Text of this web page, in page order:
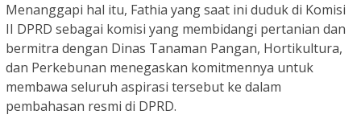
Menanggapi hal itu, Fathia yang saat ini duduk di Komisi
II DPRD sebagai komisi yang membidangi pertanian dan
bermitra dengan Dinas Tanaman Pangan, Hortikultura,
dan Perkebunan menegaskan komitmennya untuk
membawa seluruh aspirasi tersebut ke dalam
pembahasan resmi di DPRD.